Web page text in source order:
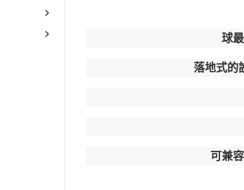
球
落地式的
可兼